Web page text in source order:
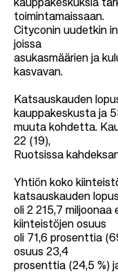
kauppakeskuksia
toimintamaissaan.
Cityconin uudetkin
joissa
asukasmäärien ja
kasvavan.
Katsauskauden
kauppakeskusta ja
muuta kohdetta.
22 (19),
Ruotsissa
Yhtiön koko
katsauskauden
oli 2 215,7
kiinteistöjen osuus
oli 71,6 prosenttia
osuus 23,4
prosenttia (24,5 %)